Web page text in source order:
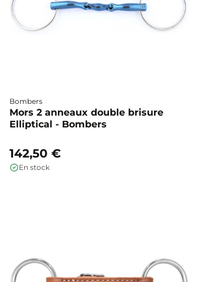
Bombers
Mors 2 anneaux double brisure
Elliptical - Bombers
142,50 €
En stock